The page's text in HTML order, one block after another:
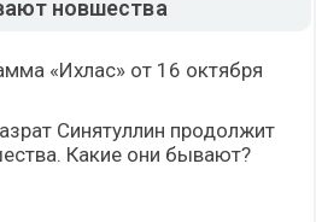
новшества
«Ихлас» от 16 октября
Синятуллин продолжит
Какие они бывают?